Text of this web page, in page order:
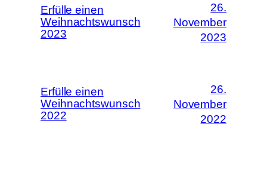
Erfülle einen
Weihnachtswunsch
2023
26.
November
2023
Erfülle einen
Weihnachtswunsch
2022
26.
November
2022